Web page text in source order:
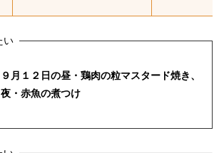
９月１２日の昼・鶏肉の粒マスタード焼き、
夜・赤魚の煮つけ